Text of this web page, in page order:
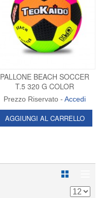
PALLONE BEACH SOCCER
T.5 320 G COLOR
Prezzo Riservato -Accedi
AGGIUNGI AL CARRELLO